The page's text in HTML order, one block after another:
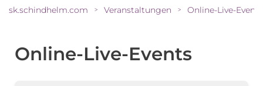
sk.schindhelm.com > Veranstaltungen > Online-Live-Events
Online-Live-Events